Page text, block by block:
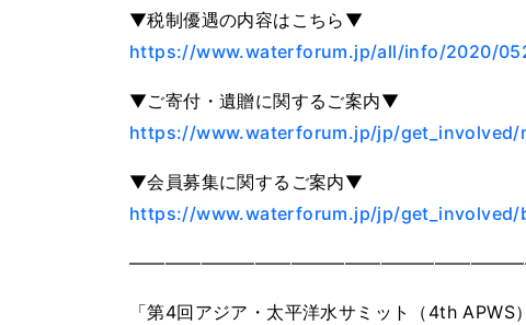
▼税制優遇の内容はこちら▼
https://www.waterforum.jp/all/info/2020/
▼ご寄付・遺贈に関するご案内▼
https://www.waterforum.jp/jp/get_involved/
▼会員募集に関するご案内▼
https://www.waterforum.jp/jp/get_involved/
「第4回アジア・太平洋水サミット（4th APWS